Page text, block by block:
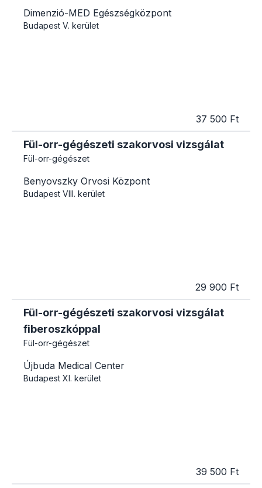
Dimenzió-MED Egészségközpont
Budapest V. kerület
37 500 Ft
Fül-orr-gégészeti szakorvosi vizsgálat
Fül-orr-gégészet
Benyovszky Orvosi Központ
Budapest VIII. kerület
29 900 Ft
Fül-orr-gégészeti szakorvosi vizsgálat
fiberoszkóppal
Fül-orr-gégészet
Újbuda Medical Center
Budapest XI. kerület
39 500 Ft